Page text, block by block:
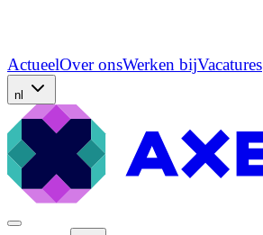
ActueelOver onsWerken bijVacatures
nl